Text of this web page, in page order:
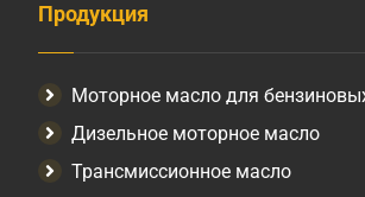
Продукция
Моторное масло для
Дизельное моторное масло
Трансмиссионное масло